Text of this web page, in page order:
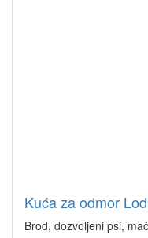
Kuća za odmor
Brod, dozvoljeni psi,